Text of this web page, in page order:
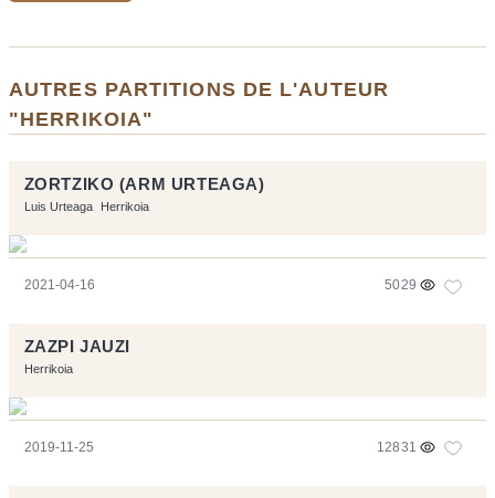
AUTRES PARTITIONS DE L'AUTEUR
"HERRIKOIA"
ZORTZIKO (ARM URTEAGA)
Luis Urteaga Herrikoia
2021-04-16 5029
ZAZPI JAUZI
Herrikoia
2019-11-25 12831